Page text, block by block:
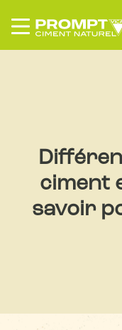
ciment
savoir